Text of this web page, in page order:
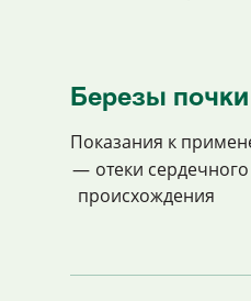
Березы почки
Показания к
отеки
происхождения